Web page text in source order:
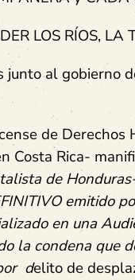
LOS RÍOS,
al gobierno
de
Costa Rica-
de
emitido
en una
la condena que
delito de